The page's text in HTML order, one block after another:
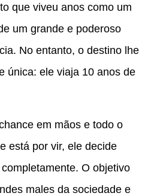
que viveu anos como um
um grande e poderoso
No entanto, o destino lhe
única: ele viaja 10 anos de
em mãos e todo o
está por vir, ele decide
O objetivo
males da sociedade e